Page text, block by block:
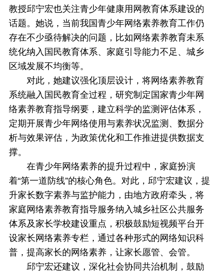
教授邱宁宏也关注青少年健康用网教育体系建设的
话题。她说，当前我国青少年网络素养教育工作仍
存在不少亟待解决的问题，比如网络素养教育未系
统化纳入国民教育体系、家庭引导能力不足、城乡
区域发展不均衡等。
对此，她建议强化顶层设计，将网络素养教育
系统融入国民教育全过程，研究制定国家青少年网
络素养教育指导纲要，建立科学的监测评估体系，
定期开展青少年网络使用与素养状况监测、数据分
析与效果评估，为政策优化和工作推进提供数据支
撑。
在青少年网络素养的提升过程中，家庭扮演
着“第一道防线”的核心角色。对此，邱宁宏建议，提
升家长数字素养与监护能力，由地方政府牵头，将
家庭网络素养教育指导服务纳入城乡社区公共服务
体系及家长学校建设重点，积极鼓励短视频平台开
设家长网络素养专栏，通过各种形式的网络知识科
普，提高家长的网络素养，让家长愿管、会管。
邱宁宏还建议，深化社会协同共治机制，鼓励